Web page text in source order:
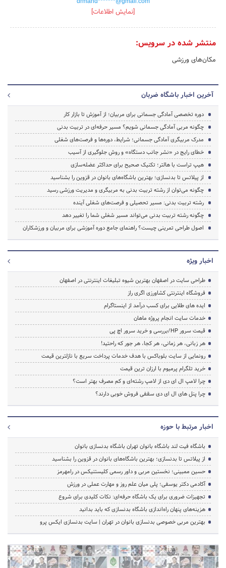
[نمایش اطلاعات]
منتشر شده در سرویس:
مکان‌های ورزشی
آخرین اخبار باشگاه ضربان
دوره تخصصی آمادگی جسمانی برای مربیان؛ از آموزش تا بازار کار
چگونه مربی آمادگی جسمانی شویم؟ مسیر حرفه‌ای در تربیت بدنی
مدرک مربیگری آمادگی جسمانی؛ شرایط، دوره‌ها و فرصت‌های شغلی
خطای رایج در «نشر جانب دستگاه» و روش جلوگیری از آسیب
هیپ تراست با هالتر؛ تکنیک صحیح برای حداکثر عضله‌سازی
از پیلاتس تا بدنسازی؛ بهترین باشگاه‌های بانوان در قزوین را بشناسید
چگونه می‌توان از رشته تربیت بدنی به مربیگری و مدیریت ورزشی رسید
رشته تربیت بدنی: مسیر تحصیلی و فرصت‌های شغلی آینده
چگونه رشته تربیت بدنی می‌تواند مسیر شغلی شما را تغییر دهد
اصول طراحی تمرینی چیست؟ راهنمای جامع دوره آموزشی برای مربیان و ورزشکاران
اخبار ویژه
طراحی سایت در اصفهان بهترین شیوه تبلیغات اینترنتی در اصفهان
فروشگاه اینترنتی کشاورزی اگری راز
ایده های طلایی برای کسب درآمد از اینستاگرام
خدمات سایت انجام پروژه ماهان
قیمت سرور HP/بررسی و خرید سرور اچ پی
هر زبانی، هر زمانی، هر کجا، هر جور که راحتید!
رونمایی از سایت بلوباکس با هدف خدمات پرداخت سریع با نازلترین قیمت
خرید تلگرام پرمیوم با ارزان ترین قیمت
چرا لامپ ال ای دی از لامپ رشته‌ای و کم مصرف بهتر است؟
چرا پنل های ال ای دی سقفی فروش خوبی دارند؟
اخبار مرتبط با حوزه
باشگاه فیت لند باشگاه بانوان تهران باشگاه بدنسازی بانوان
از پیلاتس تا بدنسازی؛ بهترین باشگاه‌های بانوان در قزوین را بشناسید
حسین ممبینی؛ نخستین مربی و داور رسمی کلیستنیکس در رامهرمز
آکادمی دکتر یوسفی؛ پلی میان علم روز و مهارت عملی در ورزش
تجهیزات ضروری برای یک باشگاه حرفه‌ای: نکات کلیدی برای شروع
هزینه‌های پنهان راه‌اندازی باشگاه بدنسازی که باید بدانید
بهترین مربی خصوصی بدنسازی بانوان در تهران | سایت بدنسازی ایکس پرو